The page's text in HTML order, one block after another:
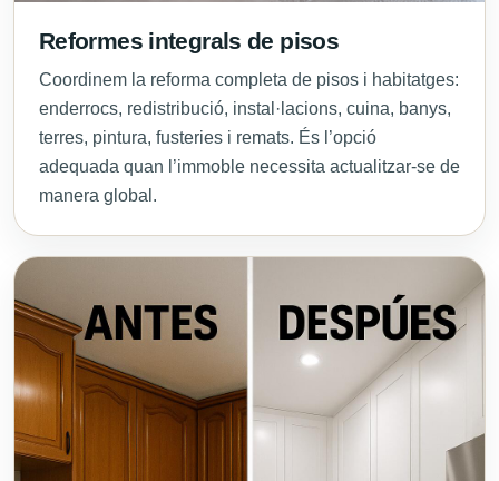
Reformes integrals de pisos
Coordinem la reforma completa de pisos i habitatges:
enderrocs, redistribució, instal·lacions, cuina, banys,
terres, pintura, fusteries i remats. És l’opció
adequada quan l’immoble necessita actualitzar-se de
manera global.